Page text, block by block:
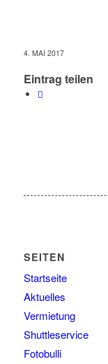
4. MAI 2017
Eintrag teilen
SEITEN
Startseite
Aktuelles
Vermietung
Shuttleservice
Fotobulli